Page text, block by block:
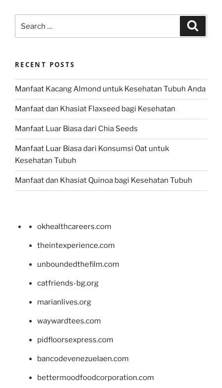
for:
RECENT POSTS
Manfaat Kacang Almond untuk Kesehatan Tubuh Anda
Manfaat dan Khasiat Flaxseed bagi Kesehatan
Manfaat Luar Biasa dari Chia Seeds
Manfaat Luar Biasa dari Konsumsi Oat untuk
Kesehatan Tubuh
Manfaat dan Khasiat Quinoa bagi Kesehatan Tubuh
okhealthcareers.com
theintexperience.com
unboundedthefilm.com
catfriends-bg.org
marianlives.org
waywardtees.com
pidfloorsexpress.com
bancodevenezuelaen.com
bettermoodfoodcorporation.com